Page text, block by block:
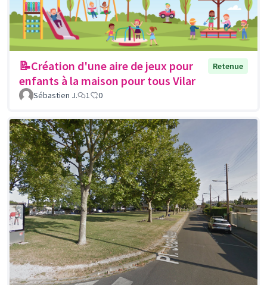
📝Création d'une aire de jeux pour
enfants à la maison pour tous Vilar
Retenue
Sébastien J. 1 0